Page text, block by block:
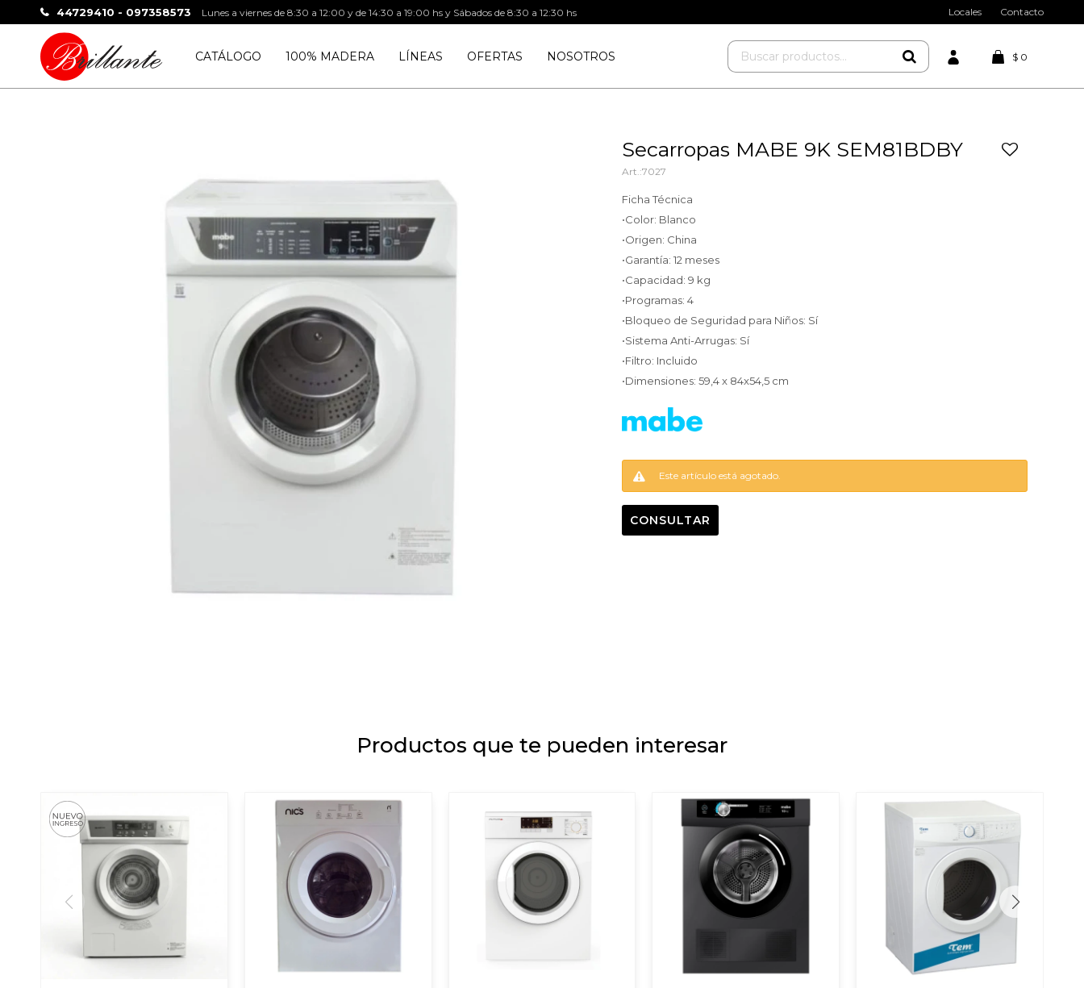
CATÁLOGO 100% MADERA LÍNEAS OFERTAS NOSOTROS $ 0
44729410 - 097358573 Lunes a viernes de 8:30 a 12:00 y de 14:30 a 19:00 hs y Sábados de 8:30 a 12:30 hs Locales Contacto
Secarropas MABE 9K SEM81BDBY
7027
Ficha Técnica
•Color: Blanco
•Origen: China
•Garantía: 12 meses
•Capacidad: 9 kg
•Programas: 4
•Bloqueo de Seguridad para Niños: Sí
•Sistema Anti-Arrugas: Sí
•Filtro: Incluido
•Dimensiones: 59,4 x 84x54,5 cm
Este artículo está agotado.
CONSULTAR
Productos que te pueden interesar